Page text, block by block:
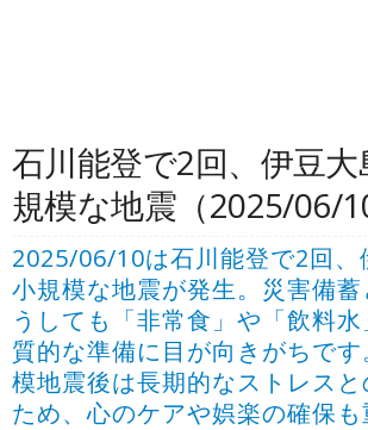
石川能登で2回、伊豆
規模な地震（2025/06/10
2025/06/10は石川能登で2回、
小規模な地震が発生。災害備
うしても「非常食」や「飲料
質的な準備に目が向きがちで
模地震後は長期的なストレスと
ため、心のケアや娯楽の確保も